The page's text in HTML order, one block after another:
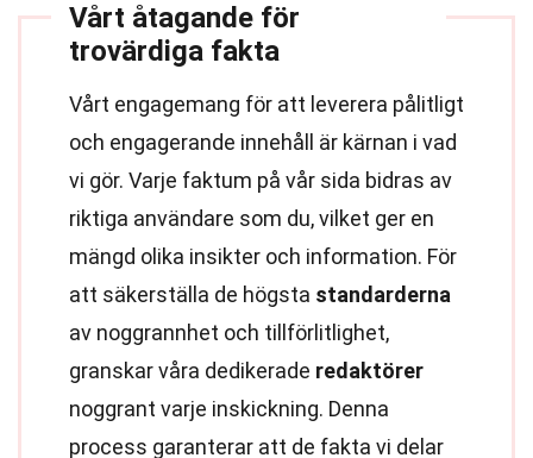
Vårt åtagande för
trovärdiga fakta
Vårt engagemang för att leverera pålitligt
och engagerande innehåll är kärnan i vad
vi gör. Varje faktum på vår sida bidras av
riktiga användare som du, vilket ger en
mängd olika insikter och information. För
att säkerställa de högsta standarderna
av noggrannhet och tillförlitlighet,
granskar våra dedikerade redaktörer
noggrant varje inskickning. Denna
process garanterar att de fakta vi delar